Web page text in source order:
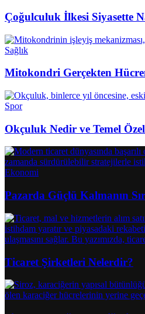
Çoğulculuk İlkesi Siyasette
Sağlık
Mitokondri Gerçekten
Spor
Okçuluk Nedir ve Temel
Ekonomi
Pazarda Güçlü Kalmanın
Ticaret Şirketleri Nelerdir?